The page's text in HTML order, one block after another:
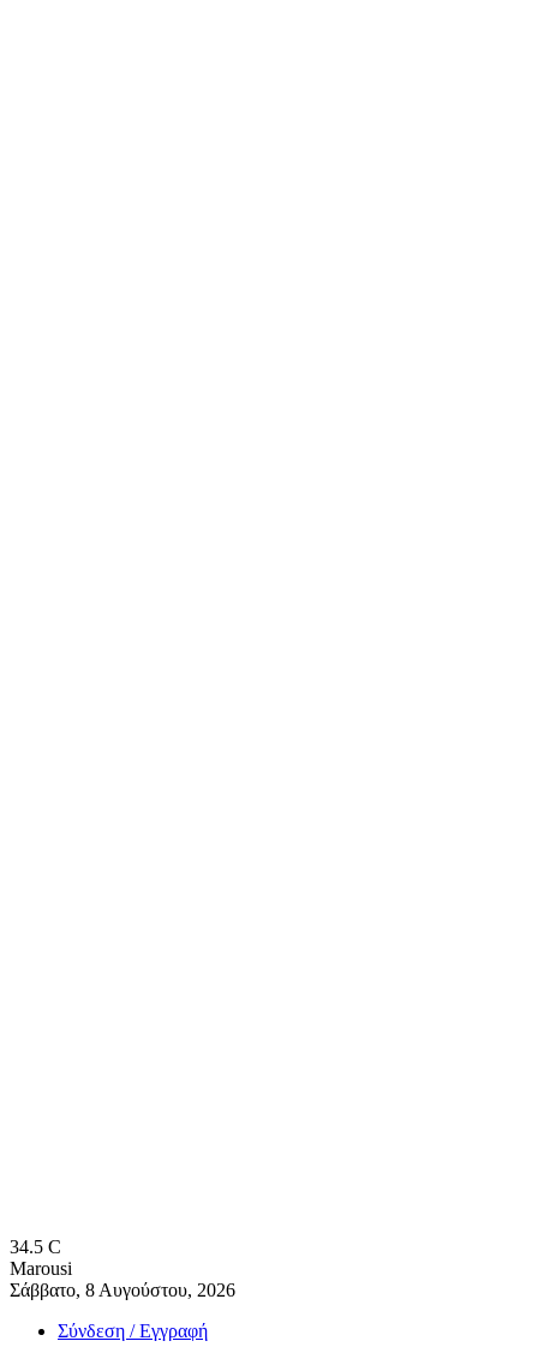
34.5 C
Marousi
Σάββατο, 8 Αυγούστου, 2026
Σύνδεση / Εγγραφή